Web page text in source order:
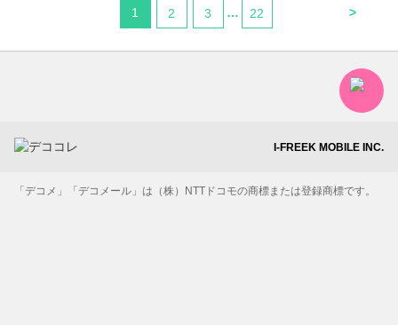
1 2 3 … 22 >
I-FREEK MOBILE INC.
「デコメ」「デコメール」は（株）NTTドコモの商標または登録商標です。